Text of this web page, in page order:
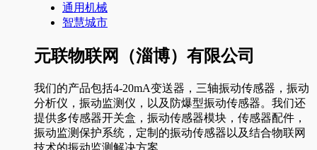
通用机械
智慧城市
元联物联网（淄博）有限公司
我们的产品包括4-20mA变送器，三轴振动传感器，振动
分析仪，振动监测仪，以及防爆型振动传感器。我们还
提供多传感器开关盒，振动传感器模块，传感器配件，
振动监测保护系统，定制的振动传感器以及结合物联网
技术的振动监测解决方案。